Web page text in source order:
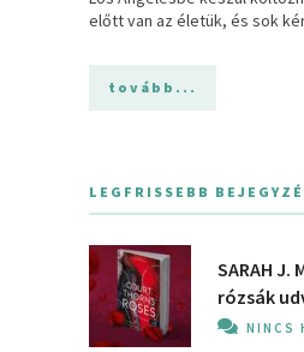
előtt van az életük, és sok
tovább...
LEGFRISSEBB
SARAH J.
rózsák
NINCS